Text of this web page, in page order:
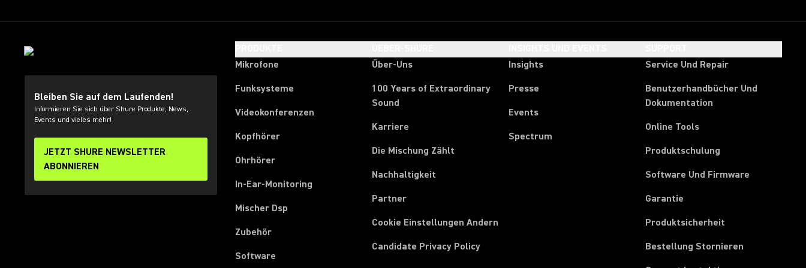
Bleiben Sie auf dem Laufenden!
Informieren Sie sich über Shure Produkte, News,
Events und vieles mehr!
JETZT SHURE NEWSLETTER
ABONNIEREN
Mikrofone
Funksysteme
Videokonferenzen
Kopfhörer
Ohrhörer
In-Ear-Monitoring
Mischer Dsp
Zubehör
Software
Über-Uns
100 Years of Extraordinary
Sound
Karriere
Die Mischung Zählt
Nachhaltigkeit
Partner
Cookie Einstellungen Andern
Candidate Privacy Policy
Insights
Presse
Events
Spectrum
Service Und Repair
Benutzerhandbücher Und
Dokumentation
Online Tools
Produktschulung
Software Und Firmware
Garantie
Produktsicherheit
Bestellung Stornieren